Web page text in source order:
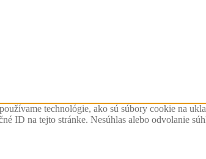
technológie, ako sú súbory cookie na
ID na tejto stránke. Nesúhlas alebo odvolanie